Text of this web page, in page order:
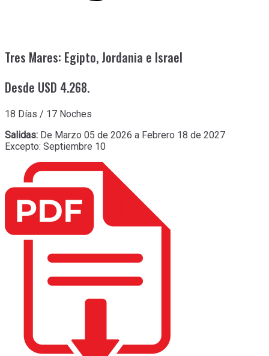
Tres Mares: Egipto, Jordania e Israel
Desde USD 4.268.
18 Días / 17 Noches
Salidas: De Marzo 05 de 2026 a Febrero 18 de 2027
Excepto: Septiembre 10